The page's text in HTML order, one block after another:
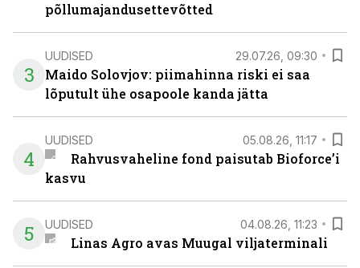
põllumajandusettevõtted
3
UUDISED 29.07.26, 09:30
Maido Solovjov: piimahinna riski ei saa
lõputult ühe osapoole kanda jätta
4
UUDISED 05.08.26, 11:17
Rahvusvaheline fond paisutab Bioforce’i
kasvu
5 UUDISED 04.08.26, 11:23
Linas Agro avas Muugal viljaterminali